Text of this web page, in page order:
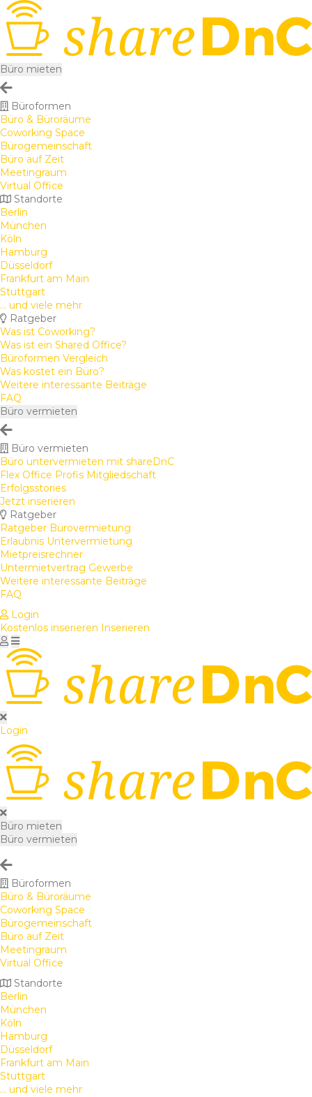
Büro mieten
Büroformen
Büro & Büroräume
Coworking Space
Bürogemeinschaft
Büro auf Zeit
Meetingraum
Virtual Office
Standorte
Berlin
München
Köln
Hamburg
Düsseldorf
Frankfurt am Main
Stuttgart
... und viele mehr
Ratgeber
Was ist Coworking?
Was ist ein Shared Office?
Büroformen Vergleich
Was kostet ein Büro?
Weitere interessante Beiträge
FAQ
Büro vermieten
Büro vermieten
Büro untervermieten mit shareDnC
Flex Office Profis Mitgliedschaft
Erfolgsstories
Jetzt inserieren
Ratgeber
Ratgeber Bürovermietung
Erlaubnis Untervermietung
Mietpreisrechner
Untermietvertrag Gewerbe
Weitere interessante Beiträge
FAQ
Login
Kostenlos inserieren Inserieren
Login
Büro mieten
Büro vermieten
Büroformen
Büro & Büroräume
Coworking Space
Bürogemeinschaft
Büro auf Zeit
Meetingraum
Virtual Office
Standorte
Berlin
München
Köln
Hamburg
Düsseldorf
Frankfurt am Main
Stuttgart
... und viele mehr